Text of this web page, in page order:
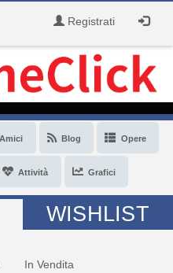
Registrati
Amici Blog Opere
Attività Grafici
WISHLIST
In Vendita